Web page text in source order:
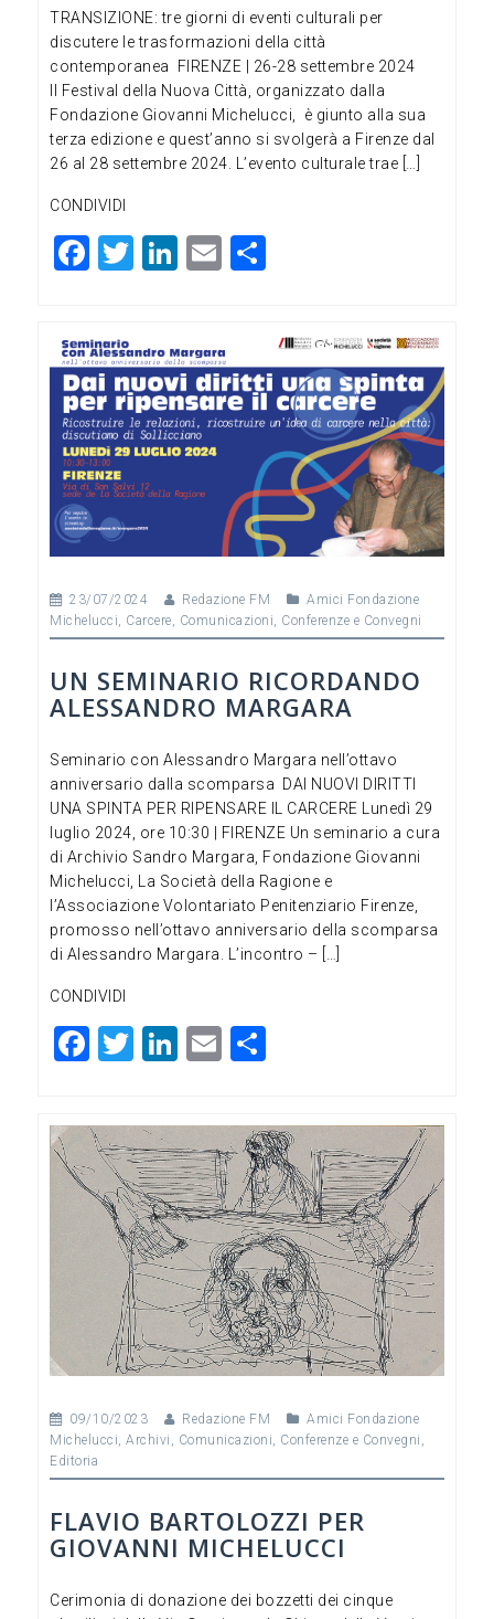
TRANSIZIONE: tre giorni di eventi culturali per
discutere le trasformazioni della città
contemporanea FIRENZE | 26-28 settembre 2024
Il Festival della Nuova Città, organizzato dalla
Fondazione Giovanni Michelucci, è giunto alla sua
terza edizione e quest’anno si svolgerà a Firenze dal
26 al 28 settembre 2024. L’evento culturale trae […]
CONDIVIDI
F
e
b
o
o
k
T
er
Li
dI
n
E
l
di
vi
di
23/07/2024 Redazione FM
Amici Fondazione
Michelucci
Carcere Comunicazioni Conferenze e Convegni
UN SEMINARIO RICORDANDO
ALESSANDRO MARGARA
Seminario con Alessandro Margara nell’ottavo
anniversario dalla scomparsa DAI NUOVI DIRITTI
UNA SPINTA PER RIPENSARE IL CARCERE Lunedì 29
luglio 2024, ore 10:30 | FIRENZE Un seminario a cura
di Archivio Sandro Margara, Fondazione Giovanni
Michelucci, La Società della Ragione e
l’Associazione Volontariato Penitenziario Firenze,
promosso nell’ottavo anniversario della scomparsa
di Alessandro Margara. L’incontro – […]
CONDIVIDI
F
c
e
b
o
T
tt
er
Li
ke
dI
n
E
ai
l
n
di
vi
di
09/10/2023 Redazione FM
Amici Fondazione
Michelucci, Archivi , Comunicazioni, Conferenze e Convegni ,
Editoria
FLAVIO BARTOLOZZI PER
GIOVANNI MICHELUCCI
Cerimonia di donazione dei bozzetti dei cinque